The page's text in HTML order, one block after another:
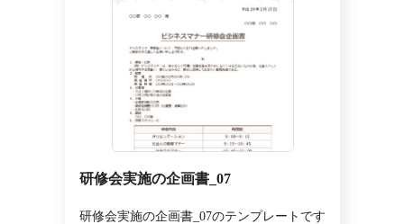
研修会実施の企画書_07
研修会実施の企画書_07のテンプレートです